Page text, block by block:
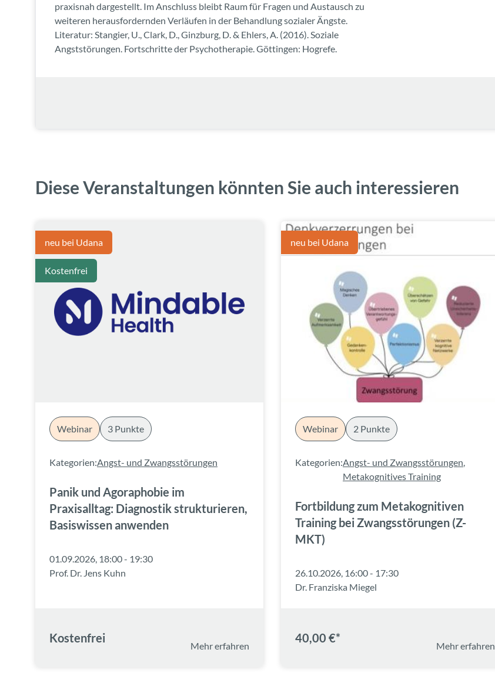
praxisnah dargestellt. Im Anschluss bleibt Raum für Fragen und Austausch zu
weiteren herausfordernden Verläufen in der Behandlung sozialer Ängste.
Literatur: Stangier, U., Clark, D., Ginzburg, D. & Ehlers, A. (2016). Soziale
Angststörungen. Fortschritte der Psychotherapie. Göttingen: Hogrefe.
Diese Veranstaltungen könnten Sie auch interessieren
neu bei Udana
Kostenfrei
Webinar 3 Punkte
Kategorien:Angst- und Zwangsstörungen
Panik und Agoraphobie im
Praxisalltag: Diagnostik strukturieren,
Basiswissen anwenden
01.09.2026, 18:00 - 19:30
Prof. Dr. Jens Kuhn
Kostenfrei
Mehr erfahren
neu bei Udana
Webinar 2 Punkte
Kategorien:Angst- und Zwangsstörungen,
Metakognitives Training
Fortbildung zum Metakognitiven
Training bei Zwangsstörungen (Z-
MKT)
26.10.2026, 16:00 - 17:30
Dr. Franziska Miegel
40,00 €*
Mehr erfahren